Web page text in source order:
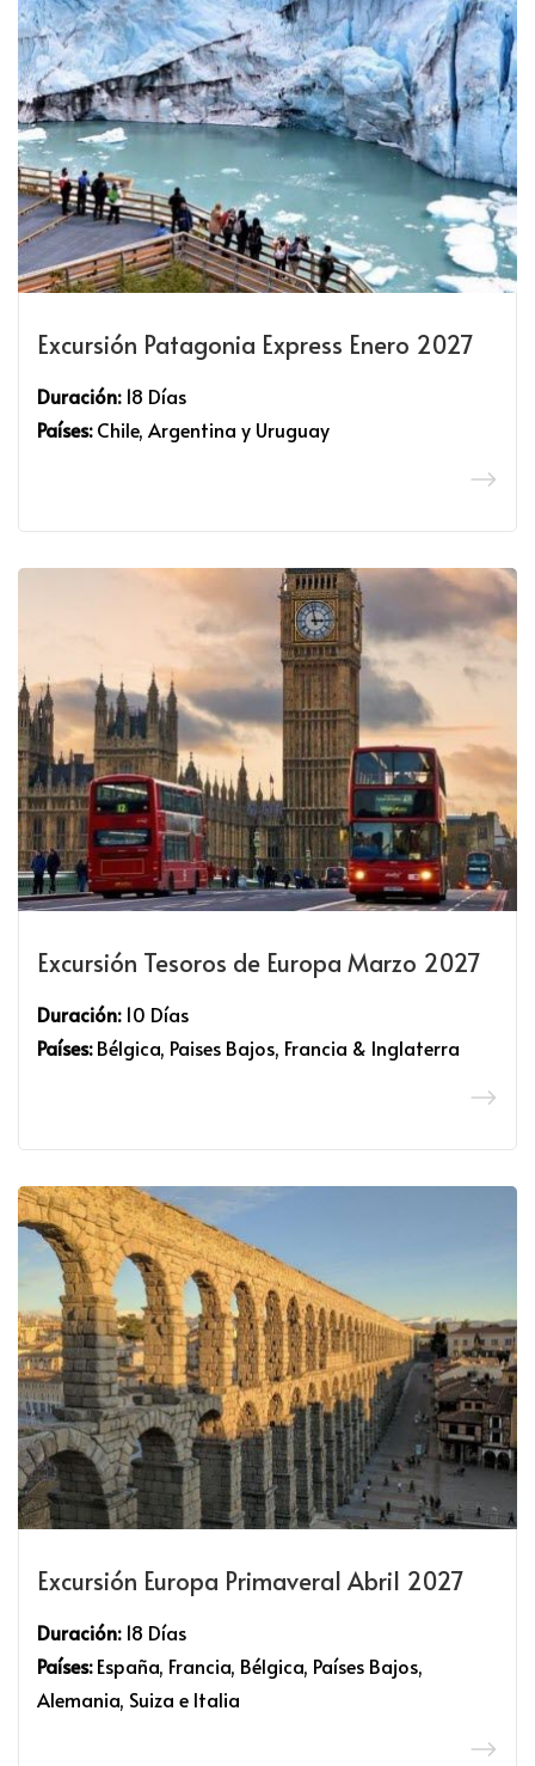
Excursión Patagonia Express Enero 2027
Duración:18 Días
Países:Chile, Argentina y Uruguay
Excursión Tesoros de Europa Marzo 2027
Duración:10 Días
Países:Bélgica, Paises Bajos, Francia & Inglaterra
Excursión Europa Primaveral Abril 2027
Duración:18 Días
Países:España, Francia, Bélgica, Países Bajos,
Alemania, Suiza e Italia